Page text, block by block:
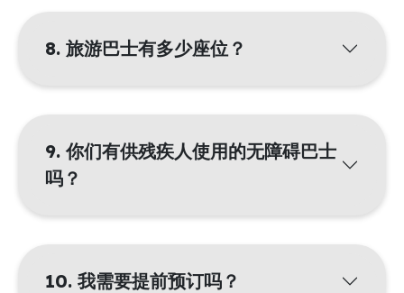
8. 旅游巴士有多少座位？
9. 你们有供残疾人使用的无障碍巴士
吗？
10. 我需要提前预订吗？